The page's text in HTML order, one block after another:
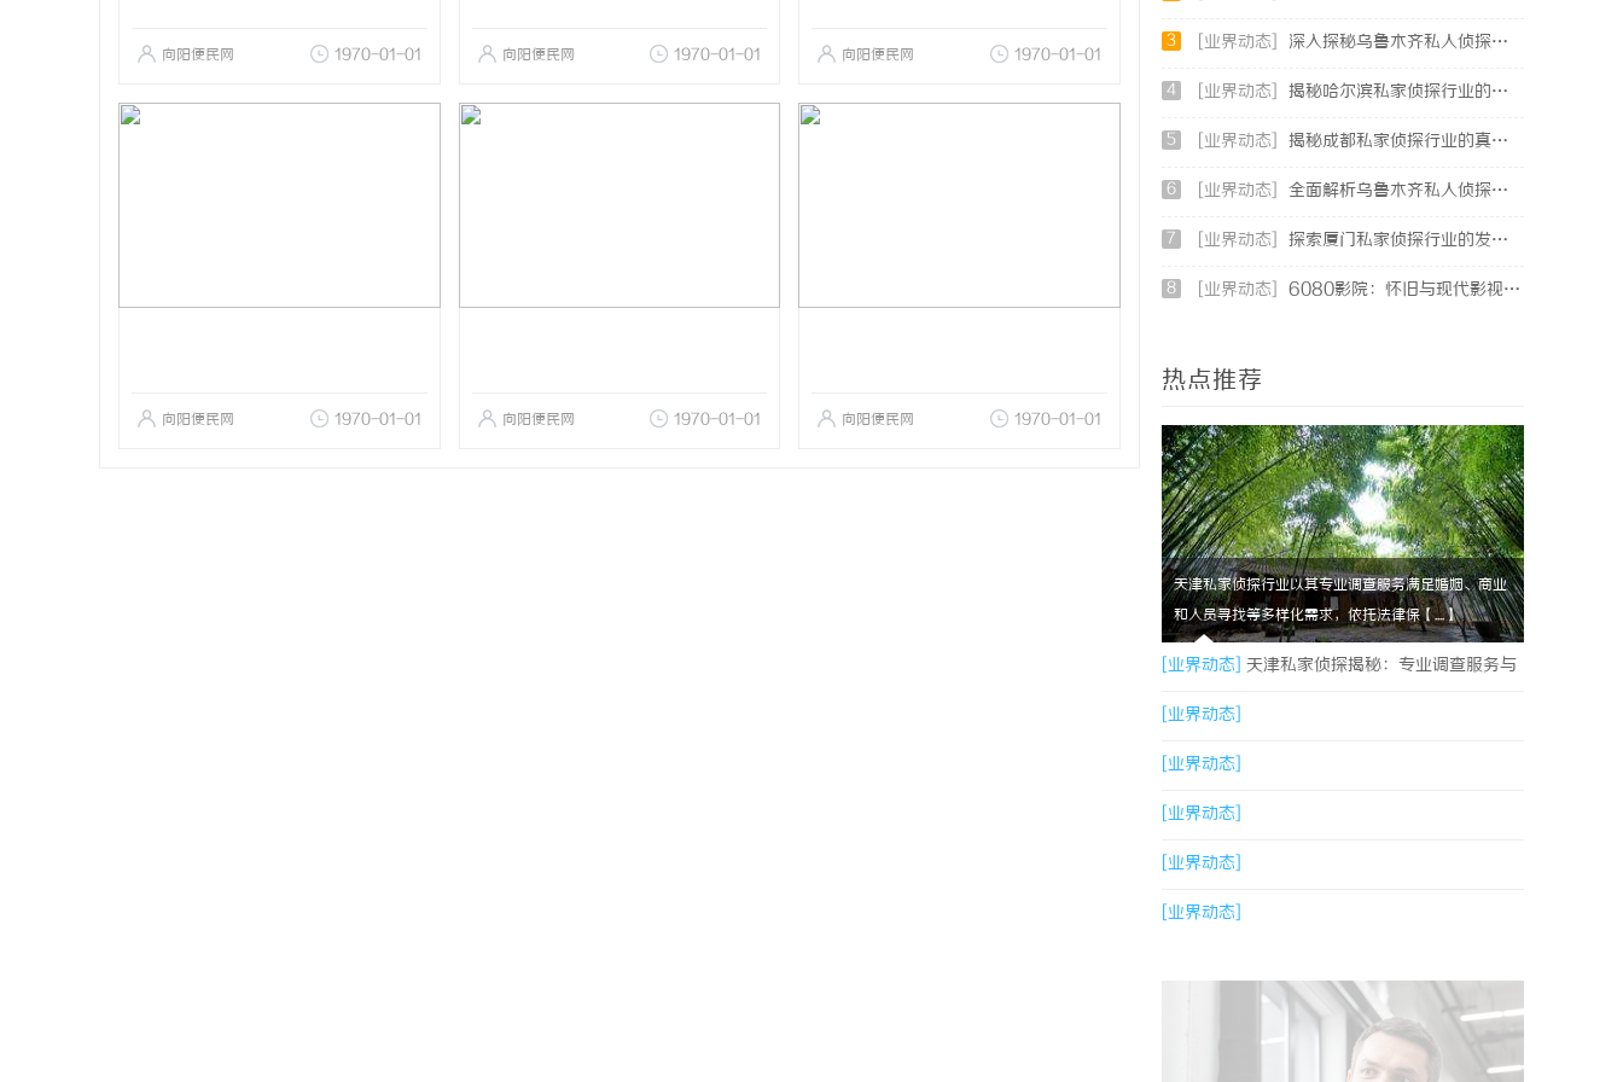
向阳便民网 1970-01-01 向阳便民网 1970-01-01 向阳便民网 1970-01-01
向阳便民网 1970-01-01 向阳便民网 1970-01-01 向阳便民网 1970-01-01
3 [业界动态] 深入探秘乌鲁木齐私人侦探行业的现状与未来发展趋势
4 [业界动态] 揭秘哈尔滨私家侦探行业的现状与发展趋势
5 [业界动态] 揭秘成都私家侦探行业的真实面貌与专业服务
6 [业界动态] 全面解析乌鲁木齐私人侦探服务的优势与应用
7 [业界动态] 探索厦门私家侦探行业的发展与应用全景
8 [业界动态] 6080影院：怀旧与现代影视的完美结合体验
热点推荐
天津私家侦探行业以其专业调查服务满足婚姻、商业
和人员寻找等多样化需求，依托法律保【....】
[业界动态] 天津私家侦探揭秘：专业调查服务与
行业现状详细解析
[业界动态]
[业界动态]
[业界动态]
[业界动态]
[业界动态]